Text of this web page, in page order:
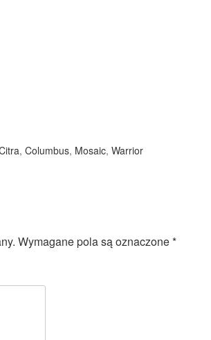
, Columbus, Mosaic, Warrior
Wymagane pola są oznaczone*